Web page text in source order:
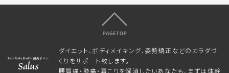
ダイエット、ボディメイキング、姿勢矯正などのカラダづ
くりをサポート致します。
腰肩痛・膝痛・肩こりを解消したいあなたも、まずは体幹